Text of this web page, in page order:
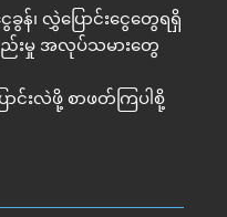
န်၊ လွှဲပြောင်းငွေတွေရရှိ
ည်းမှု အလုပ်သမားတွေ
င်းလဲဖို့ စာဖတ်ကြပါစို့